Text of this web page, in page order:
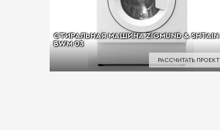
СТИРАЛЬНАЯ МАШИНА ZIGMUND & SHTAIN
BWM 03
РАССЧИТАТЬ ПРОЕКТ